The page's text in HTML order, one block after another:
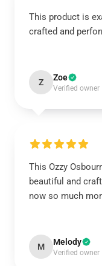
This product is
crafted and
Z Zoe
Verified owner
This Ozzy
beautiful and
now so much
M Melody
Verified owner